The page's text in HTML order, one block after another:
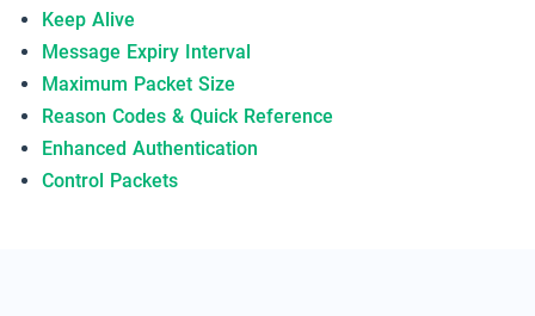
Keep Alive
Message Expiry Interval
Maximum Packet Size
Reason Codes & Quick Reference
Enhanced Authentication
Control Packets